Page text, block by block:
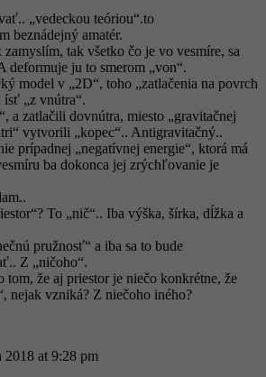
„vedeckou teóriou“.to
beznádejný amatér.
tak všetko čo je vo vesmíre, sa
deformuje ju to smerom „von“.
model v „2D“, toho „zatlačenia na povrch
„z vnútra“.
a zatlačili dovnútra, miesto „gravitačnej
vytvorili „kopec“.. Antigravitačný..
prípadnej „negatívnej energie“, ktorá má
ba dokonca jej zrýchľovanie je
To „nič“.. Iba výška, šírka, dĺžka a
pružnosť“ a iba sa to bude
Z „ničoho“.
tom, že aj priestor je niečo konkrétne, že
nejak vzniká? Z niečoho iného?
2018 at 9:28 pm